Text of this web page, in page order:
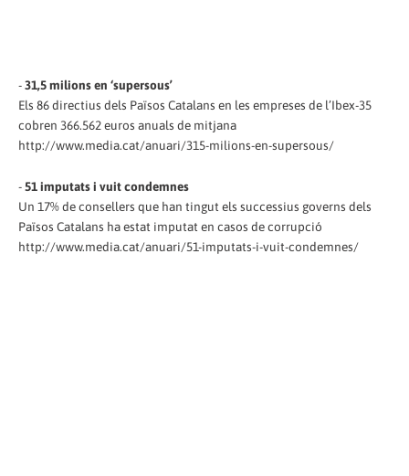
-31,5 milions en ‘supersous’
Els 86 directius dels Països Catalans en les empreses de l’Ibex-35
cobren 366.562 euros anuals de mitjana
http://www.media.cat/anuari/315-milions-en-supersous/
-51 imputats i vuit condemnes
Un 17% de consellers que han tingut els successius governs dels
Països Catalans ha estat imputat en casos de corrupció
http://www.media.cat/anuari/51-imputats-i-vuit-condemnes/